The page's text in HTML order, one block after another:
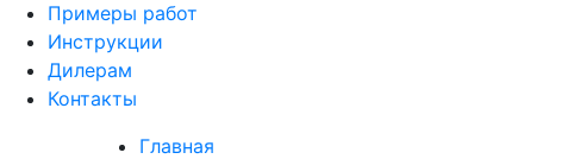
Примеры работ
Инструкции
Дилерам
Контакты
Главная